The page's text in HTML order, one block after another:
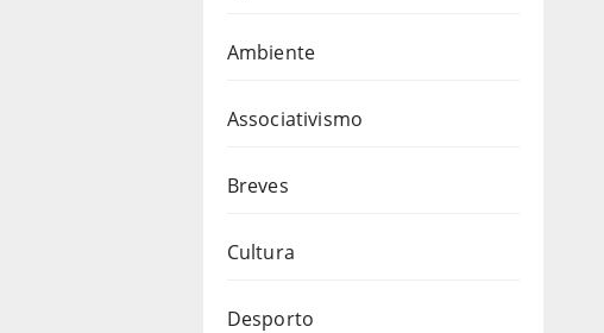
Ambiente
Associativismo
Breves
Cultura
Desporto